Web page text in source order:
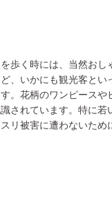
歩く時には、当然お
、いかにも観光客と
。花柄のワンピース
されています。特に
リ被害に遭わないた